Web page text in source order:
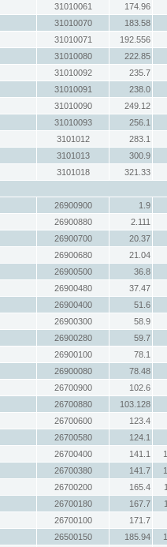
31010061
174.96
31010070
183.58
31010071
192.556
31010080
222.85
31010092
235.7
31010091
238.0
31010090
249.12
31010093
256.1
3101012
283.1
3101013
300.9
3101018
321.33
26900900
1.9
26900880
2.111
26900700
20.37
26900680
21.04
26900500
36.8
26900480
37.47
26900400
51.6
26900300
58.9
26900280
59.7
26900100
78.1
26900080
78.48
26700900
102.6
26700880
103.128
26700600
123.4
26700580
124.1
26700400 141.1
26700380 141.7
26700200 165.4
26700180 167.7
26700100
171.7
26500150 185.94